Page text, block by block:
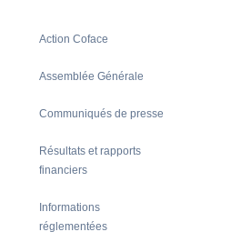
Action Coface
Assemblée Générale
Communiqués de presse
Résultats et rapports
financiers
Informations
réglementées